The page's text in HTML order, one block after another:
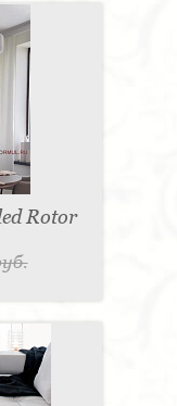
Rotor